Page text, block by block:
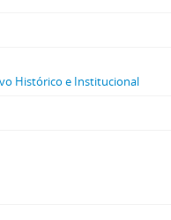
Histórico e Institucional